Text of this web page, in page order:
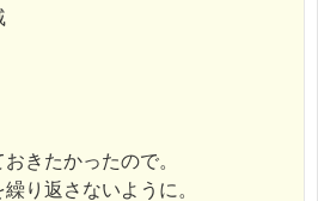
きたかったので。
り返さないように。